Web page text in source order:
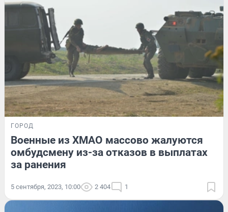
ГОРОД
Военные из ХМАО массово жалуются
омбудсмену из-за отказов в выплатах
за ранения
5 сентября, 2023, 10:00 2 404 1